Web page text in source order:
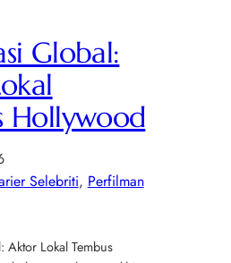
Global:
Hollywood
Selebriti, Perfilman
Aktor Lokal Tembus